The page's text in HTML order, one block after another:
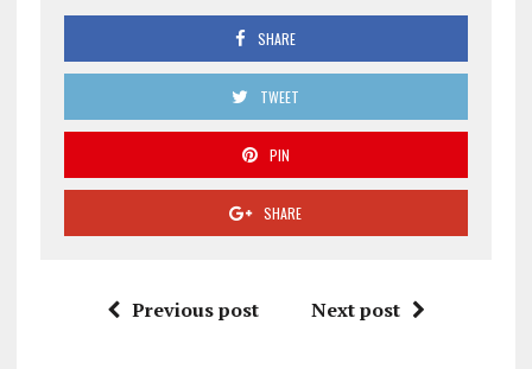
SHARE
TWEET
PIN
SHARE
Previous post Next post